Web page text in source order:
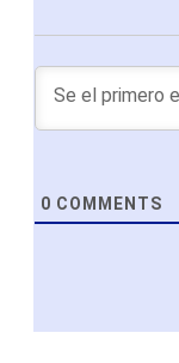
0 COMMENTS